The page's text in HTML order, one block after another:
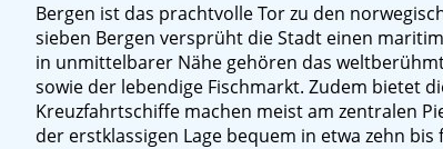
Bergen ist das prachtvolle Tor zu den
sieben Bergen versprüht die Stadt einen
in unmittelbarer Nähe gehören das
sowie der lebendige Fischmarkt. Zudem bietet
Kreuzfahrtschiffe machen meist am zentralen
der erstklassigen Lage bequem in etwa zehn